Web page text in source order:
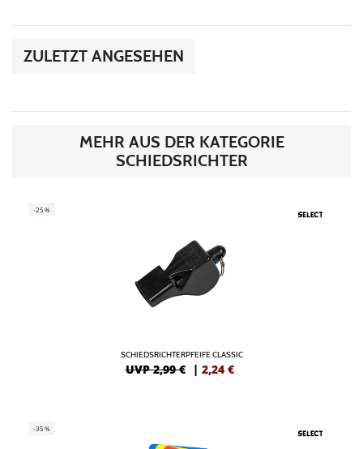
ZULETZT ANGESEHEN
MEHR AUS DER KATEGORIE
SCHIEDSRICHTER
-25%
SCHIEDSRICHTERPFEIFE CLASSIC
UVP 2,99 € | 2,24 €
-35%